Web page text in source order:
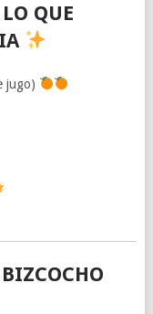
QUE
jugo)